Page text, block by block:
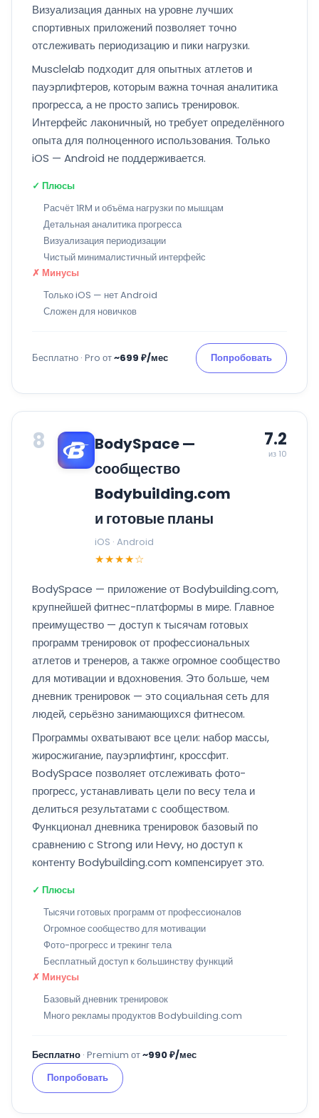
Визуализация данных на уровне лучших
спортивных приложений позволяет точно
отслеживать периодизацию и пики нагрузки.
Musclelab подходит для опытных атлетов и
пауэрлифтеров, которым важна точная аналитика
прогресса, а не просто запись тренировок.
Интерфейс лаконичный, но требует определённого
опыта для полноценного использования. Только
iOS — Android не поддерживается.
✓ Плюсы
Расчёт 1RM и объёма нагрузки по мышцам
Детальная аналитика прогресса
Визуализация периодизации
Чистый минималистичный интерфейс
✗ Минусы
Только iOS — нет Android
Сложен для новичков
Бесплатно · Pro от~699 ₽/мес Попробовать
8
BodySpace —
сообщество
Bodybuilding.com
и готовые планы
iOS · Android
★★★★☆
7.2
из 10
BodySpace — приложение от Bodybuilding.com,
крупнейшей фитнес-платформы в мире. Главное
преимущество — доступ к тысячам готовых
программ тренировок от профессиональных
атлетов и тренеров, а также огромное сообщество
для мотивации и вдохновения. Это больше, чем
дневник тренировок — это социальная сеть для
людей, серьёзно занимающихся фитнесом.
Программы охватывают все цели: набор массы,
жиросжигание, пауэрлифтинг, кроссфит.
BodySpace позволяет отслеживать фото-
прогресс, устанавливать цели по весу тела и
делиться результатами с сообществом.
Функционал дневника тренировок базовый по
сравнению с Strong или Hevy, но доступ к
контенту Bodybuilding.com компенсирует это.
✓ Плюсы
Тысячи готовых программ от профессионалов
Огромное сообщество для мотивации
Фото-прогресс и трекинг тела
Бесплатный доступ к большинству функций
✗ Минусы
Базовый дневник тренировок
Много рекламы продуктов Bodybuilding.com
Бесплатно · Premium от~990 ₽/мес
Попробовать